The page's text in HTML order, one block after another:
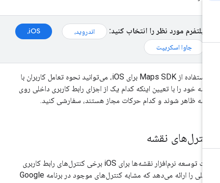
پلتفرم مورد نظر را انتخاب کنید: اندروید،
iOS،
جاوا اسکریپت
با استفاده از Maps SDK برای iOS، می‌توانید نحوه تعامل کاربران با
خود را با تعیین اینکه کدام یک از اجزای رابط کاربری داخلی روی
ظاهر شوند و کدام حرکات مجاز هستند، سفارشی کنید.
نقشه
کیت توسعه نرم‌افزار نقشه‌ها برای iOS برخی کنترل‌های رابط کاربری
داخلی را ارائه می‌دهد که مشابه کنترل‌های موجود در برنامه Google